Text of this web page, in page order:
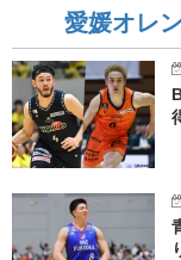
愛媛オレ